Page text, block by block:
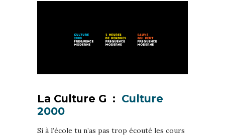
La Culture G : Culture
2000
Si à l’école tu n’as pas trop écouté les cours